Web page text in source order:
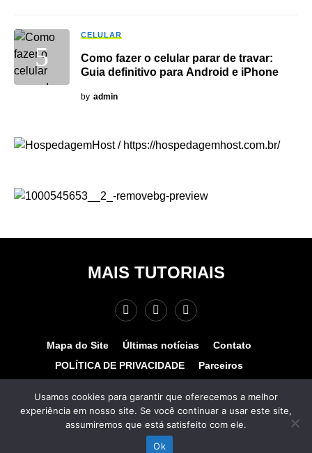
CELULAR
Como fazer o celular parar de travar:
Guia definitivo para Android e iPhone
by admin
MAIS TUTORIAIS
Mapa do Site Últimas notícias
Contato
POLÍTICA DE PRIVACIDADE
Parceiros
© COPYRIGHT 2025 - MAIS TUTORIAIS. TODOS OS
DIREITOS RESERVADOS. Desenvolvido por
www.hospedagemhost.com.br.
Usamos cookies para garantir que oferecemos a melhor
experiência em nosso site. Se você continuar a usar este site,
assumiremos que está satisfeito com ele.
Ok